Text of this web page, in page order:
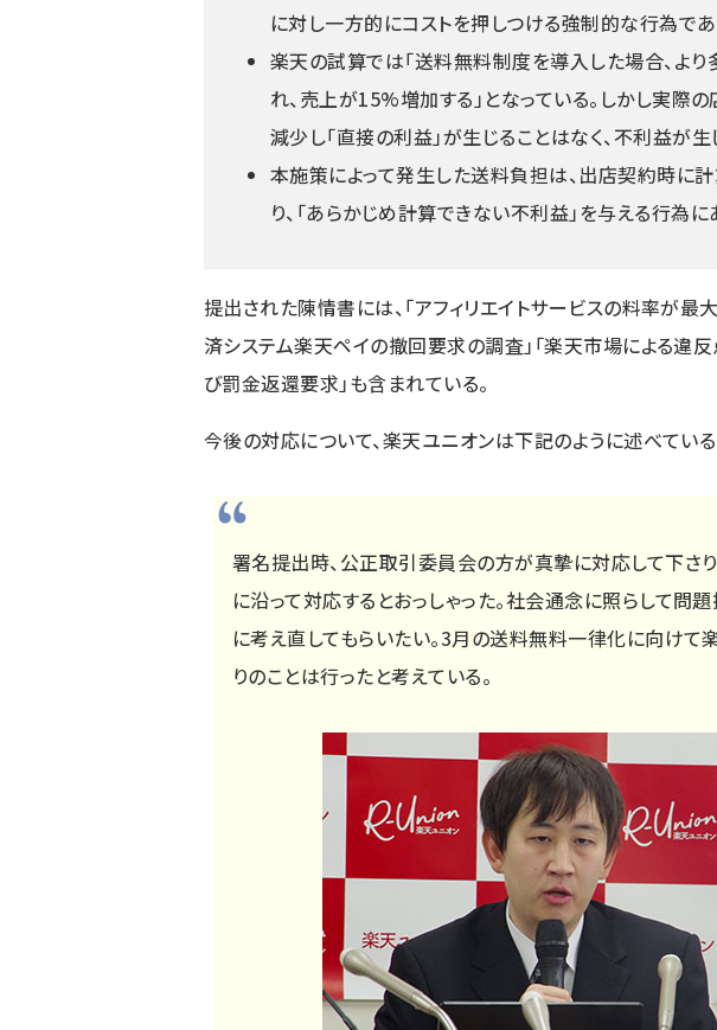
に対し一方的にコストを押しつける強制的な行為で
楽天の試算では「送料無料制度を導入した場合、よ
れ、売上が15%増加する」となっている。しかし実際
減少し「直接の利益」が生じることはなく、不利益が生
本施策によって発生した送料負担は、出店契約時に
り、「あらかじめ計算できない不利益」を与える行為に
提出された陳情書には、「アフィリエイトサービスの料率が最
済システム楽天ペイの撤回要求の調査」「楽天市場による違
び罰金返還要求」も含まれている。
今後の対応について、楽天ユニオンは下記のように述べている
署名提出時、公正取引委員会の方が真摯に対応して下さ
に沿って対応するとおっしゃった。社会通念に照らして問
に考え直してもらいたい。3月の送料無料一律化に向けて
りのことは行ったと考えている。